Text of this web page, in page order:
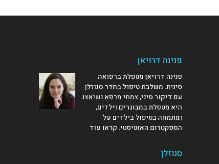
פנינה דרויאן
פנינה דרויאן מטפלת ברפואה
סינית. משלבת טיפול בחדר סנוזלן
עם דיקור סיני, צמחי מרפא ושיאצו.
היא מטפלת במבוגרים וילדים,
ומתמחה בטיפול בילדים על
הספקטרום האוטיסטי.קראו עוד
סנוזלן